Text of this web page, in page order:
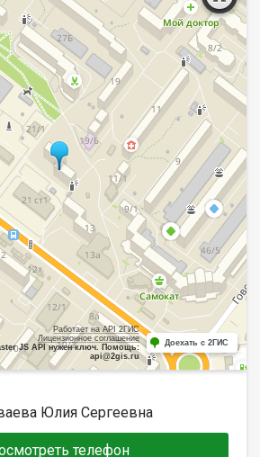
Работает на API 2ГИС
Лицензионное соглашение
JS API нужен ключ. Помощь:
api@2gis.ru
Доехать с 2ГИС
Юлия Сергеевна
телефон